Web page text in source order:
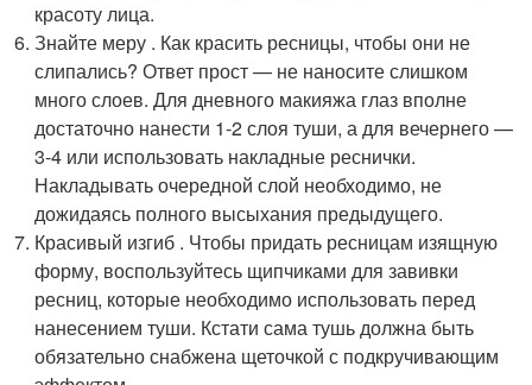
красоту лица.
Знайте меру . Как красить ресницы, чтобы они не
слипались? Ответ прост — не наносите слишком
много слоев. Для дневного макияжа глаз вполне
достаточно нанести 1-2 слоя туши, а для вечернего —
3-4 или использовать накладные реснички.
Накладывать очередной слой необходимо, не
дожидаясь полного высыхания предыдущего.
Красивый изгиб . Чтобы придать ресницам изящную
форму, воспользуйтесь щипчиками для завивки
ресниц, которые необходимо использовать перед
нанесением туши. Кстати сама тушь должна быть
обязательно снабжена щеточкой с подкручивающим